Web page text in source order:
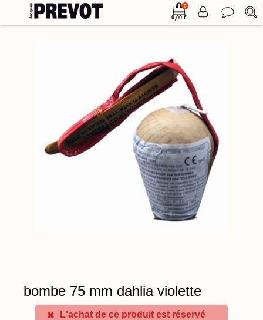
0
0,00 €
bombe 75 mm dahlia violette
L'achat de ce produit est réservé